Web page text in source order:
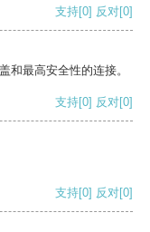
支持[0] 反对[0]
和最高安全性的连接。
支持[0] 反对[0]
支持[0] 反对[0]